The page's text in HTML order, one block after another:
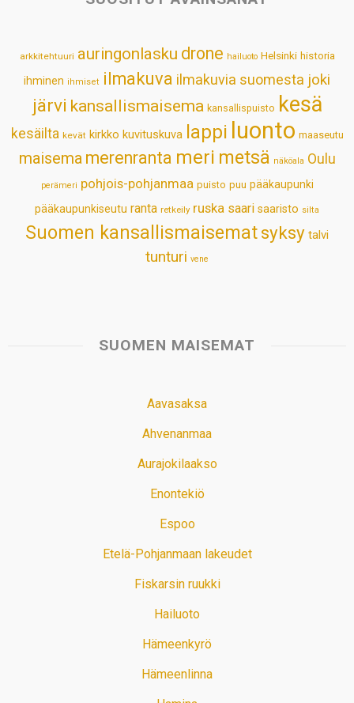
p
k
n
s
t
arkkitehtuuri auringonlasku drone hailuoto Helsinki historia
ihminen ihmiset ilmakuva ilmakuvia suomesta joki
järvi kansallismaisema kansallispuisto kesä
kesäilta kevät kirkko kuvituskuva lappi luonto maaseutu
maisema merenranta meri metsä näköala Oulu
perämeri pohjois-pohjanmaa puisto puu pääkaupunki
pääkaupunkiseutu ranta retkeily ruska saari saaristo silta
Suomen kansallismaisematsyksy talvi
tunturi vene
SUOMEN MAISEMAT
Aavasaksa
Ahvenanmaa
Aurajokilaakso
Enontekiö
Espoo
Etelä-Pohjanmaan lakeudet
Fiskarsin ruukki
Hailuoto
Hämeenkyrö
Hämeenlinna